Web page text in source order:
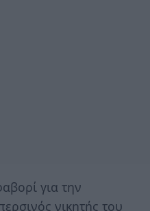
για την
νικητής του